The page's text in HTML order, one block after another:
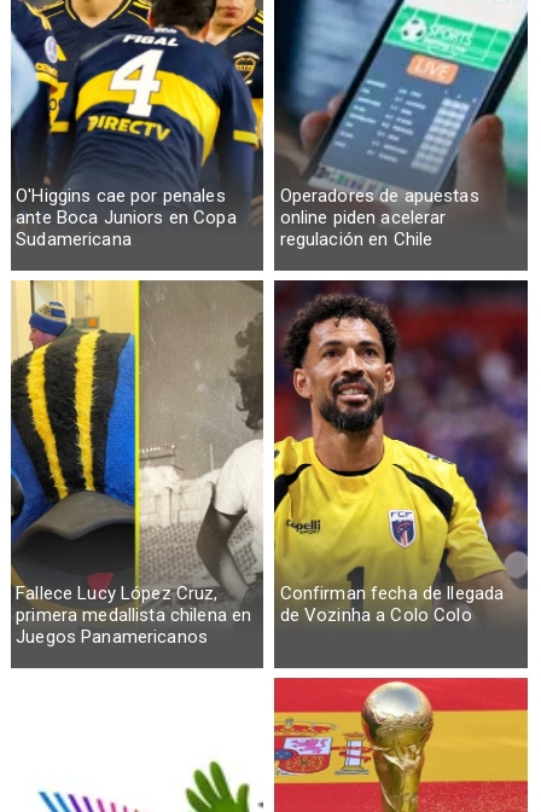
O'Higgins cae por penales
ante Boca Juniors en Copa
Sudamericana
Operadores de apuestas
online piden acelerar
regulación en Chile
Fallece Lucy López Cruz,
primera medallista chilena en
Juegos Panamericanos
Confirman fecha de llegada
de Vozinha a Colo Colo